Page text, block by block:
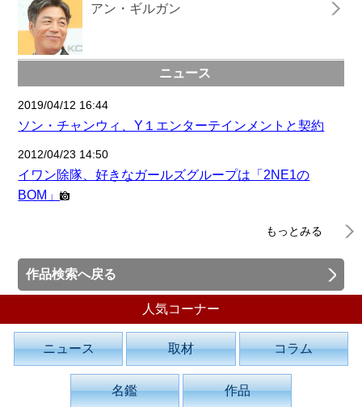
アン・ギルガン
ニュース
2019/04/12 16:44
ソン・チャンウィ、Y１エンターテインメントと契約
2012/04/23 14:50
イワン除隊、好きなガールズグループは「2NE1の
BOM」
もっとみる
作品検索へ戻る
人気コーナー
ニュース 取材 コラム
名鑑 作品